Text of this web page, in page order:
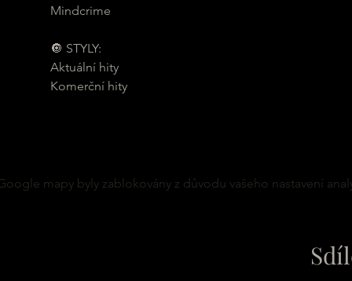
Mindcrime
🔘 STYLY:
Aktuální hity
Komerční hity
mapy byly zablokovány z důvodu vašeho nastavení